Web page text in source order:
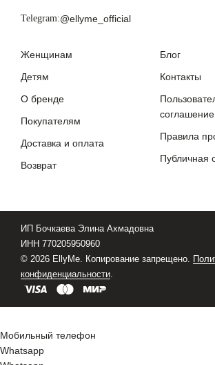
Telegram:@ellyme_official
Женщинам
Детям
О бренде
Покупателям
Доставка и оплата
Возврат
Блог
Контакты
соглашение
Правила
Публичная
ИП Бочкаева Элина Ахмадовна
ИНН 770205950960
© 2026 EllyMe. Копирование запрещено.
конфиденциальности.
Мобильный телефон
Whatsapp